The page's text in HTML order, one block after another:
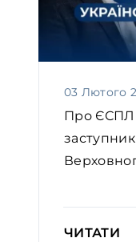
03 Лютого
Про ЄСПЛ
ЧИТАТИ